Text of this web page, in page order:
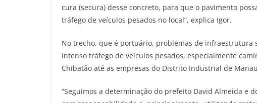
cura (secura) desse concreto, para que o pavimento
tráfego de veículos pesados no local”, explica Igor.
No trecho, que é portuário, problemas de infraestrutura
intenso tráfego de veículos pesados, especialmente
Chibatão até as empresas do Distrito Industrial de
“Seguimos a determinação do prefeito David Almeida e